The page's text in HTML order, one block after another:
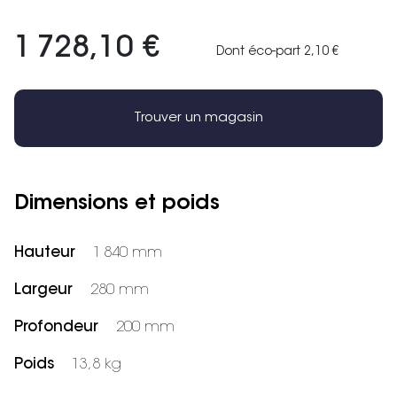
1 728,10 € Dont éco-part 2,10 €
Trouver un magasin
Dimensions et poids
Hauteur 1 840 mm
Largeur 280 mm
Profondeur 200 mm
Poids 13,8 kg